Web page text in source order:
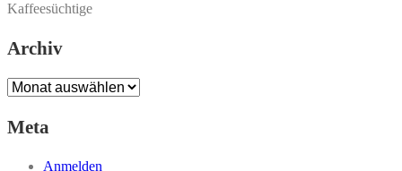
Kaffeesüchtige
Archiv
Archiv
Meta
Anmelden